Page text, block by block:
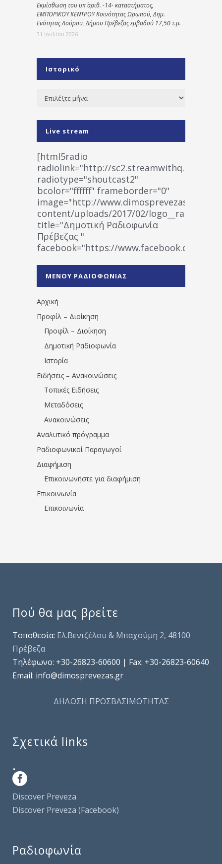
Εκμίσθωση του υπ΄ αριθ. -14- καταστήματος,
ΕΜΠΟΡΙΚΟΥ ΚΕΝΤΡΟΥ Κοινότητας Ωρωπού, Δημ.
Ενότητας Λούρου, Δήμου Πρέβεζας εμβαδού 17,50 τ.μ.
31 Ιουλίου 2026
Ιστορικό
Ιστορικό
Live stream
[html5radio
radiolink="http://
radiotype="shoutcast2"
bcolor="ffffff" frameborder="0"
image="http://www.dimosprevezas.gr/wp-
content/uploads/2017/02/
title="Δημοτική Ραδιοφωνία
Πρέβεζας "
facebook="https://www.facebook.com/
1531194763766854/" artist="" ]
ΜΕΝΟΥ ΡΑΔΙΟΦΩΝΙΑΣ
Αρχική
Προφίλ – Διοίκηση
Προφίλ – Διοίκηση
Δημοτική Ραδιοφωνία
Ιστορία
Ειδήσεις – Ανακοινώσεις
Τοπικές Ειδήσεις
Μεταδόσεις
Ανακοινώσεις
Αναλυτικό πρόγραμμα
Ραδιοφωνικοί Παραγωγοί
Διαφήμιση
Επικοινωνήστε για διαφήμιση
Επικοινωνία
Επικοινωνία
Πού θα μας βρείτε
Τοποθεσία: Ελ.Βενιζέλου & Μπαχούμη 2, 48100
Πρέβεζα
Τηλέφωνo: +30-26823-60600 | Fax: +30-26823-60640
Email: info@dimosprevezas.gr
ΔΗΛΩΣΗ ΠΡΟΣΒΑΣΙΜΟΤΗΤΑΣ
Σχετικά links
.
Discover Preveza
Discover Preveza (Facebook)
Ραδιοφωνία